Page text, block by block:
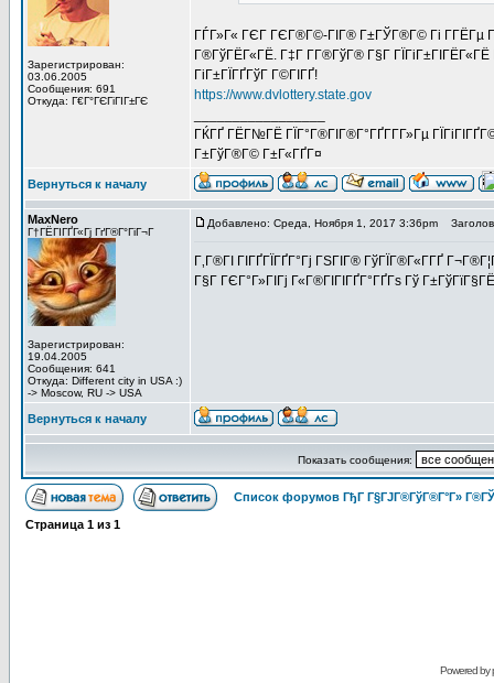
Зарегистрирован:
03.06.2005
Сообщения: 691
Откуда: Г€Г°ГЄГіГІГ±ГЄ
ГЃГ»Г« ГЄГ ГЄГ®Г©-ГІГ® Г±ГЎГ®Г© Гі Г­ГЁГµ
Г®ГўГЁГ«ГЁ. Г‡Г Г­Г®ГўГ® Г§Г
ГіГ±ГЇГҐГўГ Г©ГІГҐ!
https://www.dvlottery.state.gov
ГЌГҐ ГЁГ№ГЁ ГЇГ°Г®ГІГ®Г°ГҐГ­Г­Г»Гµ
Г±ГўГ®Г© Г±Г«ГҐГ¤
Вернуться к началу
MaxNero
Г†ГЁГІГҐГ«Гј ГґГ®Г°ГіГ¬Г
Зарегистрирован:
19.04.2005
Сообщения: 641
Откуда: Different city in USA :)
-> Moscow, RU -> USA
Добавлено: Среда, Ноября 1, 2017 3:36pm
Г‚Г®ГІ ГІГҐГЇГҐГ°Гј ГЅГІГ® ГўГЇГ®Г«Г­ГҐ
Г§Г ГЄГ°Г»ГІГј Г«Г®ГІГІГҐГ°ГҐГѕ Гў
Вернуться к началу
Показать сообщения:
Список форумов ГђГ Г§ГЈГ®ГўГ®Г°Г»
Страница 1 из 1
Powered by